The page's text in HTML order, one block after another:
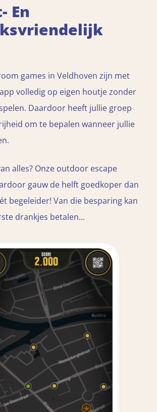
En
games in Veldhoven zijn met
volledig op eigen houtje zonder
Daardoor heeft jullie groep
om te bepalen wanneer jullie
alles? Onze outdoor escape
gauw de helft goedkoper dan
begeleider! Van die besparing kan
drankjes betalen...